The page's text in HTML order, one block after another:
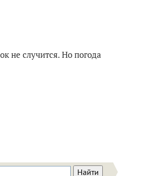
не случится. Но погода